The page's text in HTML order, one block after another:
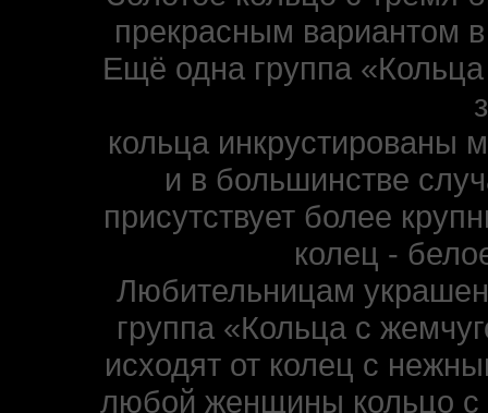
прекрасным вариантом
Ещё одна группа
кольца инкрустированы
и в большинстве
присутствует более
колец -
Любительницам
группа «Кольца с
исходят от колец с
любой женщины кольцо